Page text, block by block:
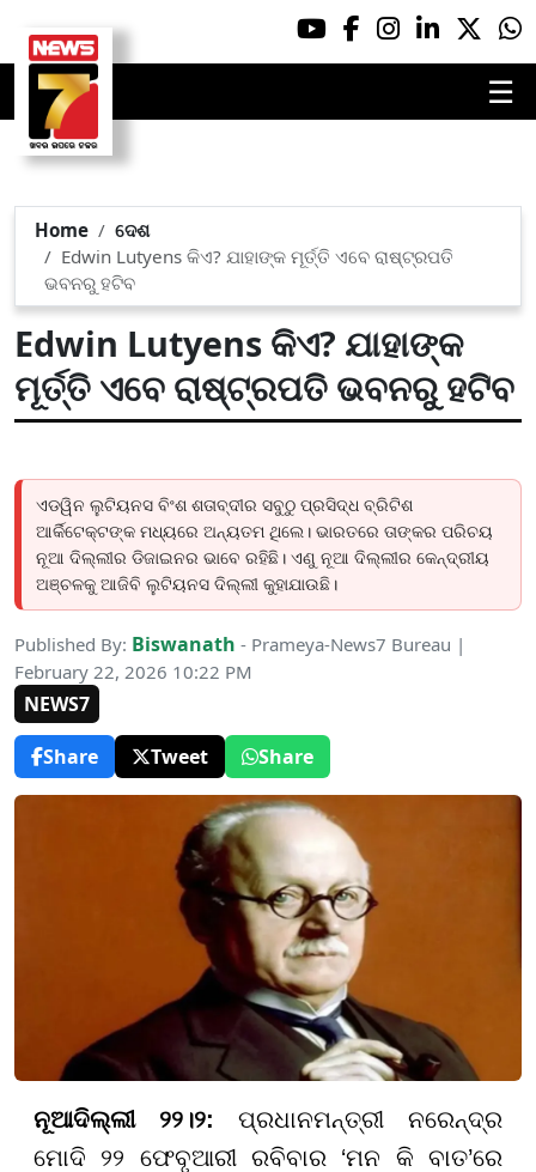
☰
Home
ଦେଶ
Edwin Lutyens କିଏ? ଯାହାଙ୍କ ମୂର୍ତ୍ତି ଏବେ ରାଷ୍ଟ୍ରପତି
ଭବନରୁ ହଟିବ
Edwin Lutyens କିଏ? ଯାହାଙ୍କ
ମୂର୍ତ୍ତି ଏବେ ରାଷ୍ଟ୍ରପତି ଭବନରୁ ହଟିବ
ଏଡୱିନ ଲୁଟିୟନସ ବିଂଶ ଶତାବ୍ଦୀର ସବୁଠୁ ପ୍ରସିଦ୍ଧ ବ୍ରିଟିଶ
ଆର୍କିଟେକ୍ଟଙ୍କ ମଧ୍ୟରେ ଅନ୍ୟତମ ଥିଲେ। ଭାରତରେ ତାଙ୍କର ପରିଚୟ
ନୂଆ ଦିଲ୍ଲୀର ଡିଜାଇନର ଭାବେ ରହିଛି। ଏଣୁ ନୂଆ ଦିଲ୍ଲୀର କେନ୍ଦ୍ରୀୟ
ଅଞ୍ଚଳକୁ ଆଜିବି ଲୁଟିୟନସ ଦିଲ୍ଲୀ କୁହାଯାଉଛି।
Published By: Biswanath - Prameya-News7 Bureau |
February 22, 2026 10:22 PM
NEWS7
Share
Tweet Share
ନୂଆଦିଲ୍ଲୀ ୨୨।୨: ପ୍ରଧାନମନ୍ତ୍ରୀ ନରେନ୍ଦ୍ର
ମୋଦି ୨୨ ଫେବୃଆରୀ ରବିବାର ‘ମନ କି ବାତ’ରେ